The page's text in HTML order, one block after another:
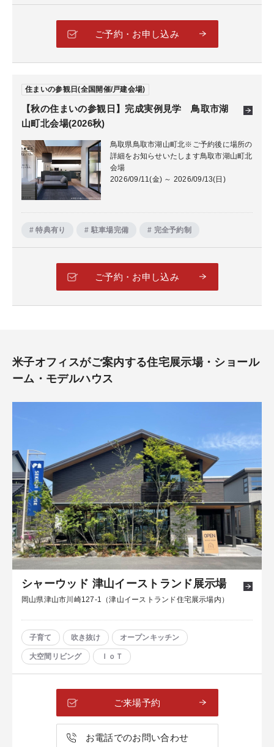
ご予約・お申し込み
【秋の住まいの参観日】完成実例見学 鳥取市湖
山町北会場(2026秋)
住まいの参観日(全国開催/戸建会場)
鳥取県鳥取市湖山町北※ご予約後に場所の
詳細をお知らせいたします鳥取市湖山町北
会場
2026/09/11(金) ～ 2026/09/13(日)
# 特典有り # 駐車場完備 # 完全予約制
ご予約・お申し込み
米子オフィスがご案内する住宅展示場・ショール
ーム・モデルハウス
シャーウッド 津山イーストランド展示場
岡山県津山市川崎127-1（津山イーストランド住宅展示場内）
子育て 吹き抜け オープンキッチン
大空間リビング ＩｏＴ
ご来場予約
お電話でのお問い合わせ